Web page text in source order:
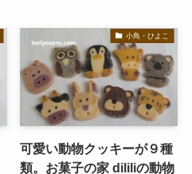
小鳥・ひよこ
可愛い動物クッキーが９種
類。お菓子の家 dililiの動物